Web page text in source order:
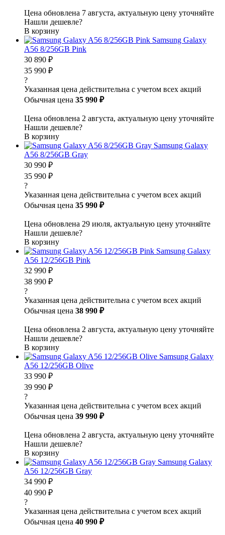
Цена обновлена 7 августа, актуальную цену уточняйте
Нашли дешевле?
В корзину
Samsung Galaxy
A56 8/256GB Pink
30 890 ₽
35 990 ₽
?
Указанная цена действительна с учетом всех акций
Обычная цена 35 990 ₽
Цена обновлена 2 августа, актуальную цену уточняйте
Нашли дешевле?
В корзину
Samsung Galaxy
A56 8/256GB Gray
30 990 ₽
35 990 ₽
?
Указанная цена действительна с учетом всех акций
Обычная цена 35 990 ₽
Цена обновлена 29 июля, актуальную цену уточняйте
Нашли дешевле?
В корзину
Samsung Galaxy
A56 12/256GB Pink
32 990 ₽
38 990 ₽
?
Указанная цена действительна с учетом всех акций
Обычная цена 38 990 ₽
Цена обновлена 2 августа, актуальную цену уточняйте
Нашли дешевле?
В корзину
Samsung Galaxy
A56 12/256GB Olive
33 990 ₽
39 990 ₽
?
Указанная цена действительна с учетом всех акций
Обычная цена 39 990 ₽
Цена обновлена 2 августа, актуальную цену уточняйте
Нашли дешевле?
В корзину
Samsung Galaxy
A56 12/256GB Gray
34 990 ₽
40 990 ₽
?
Указанная цена действительна с учетом всех акций
Обычная цена 40 990 ₽